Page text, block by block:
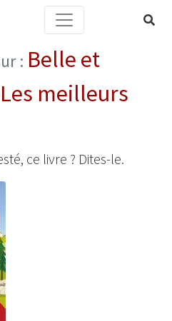
: Belle et
meilleurs
ce livre ? Dites-le.